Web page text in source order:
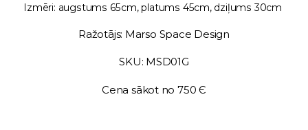
Izmēri: augstums 65cm, platums 45cm, dziļums 30cm
Ražotājs: Marso Space Design
SKU: MSD01G
Cena sākot no 750 Є